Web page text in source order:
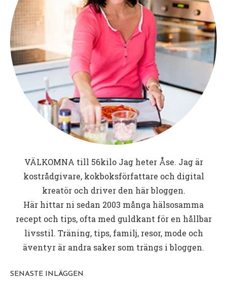
VÄLKOMNA till 56kiloJag heter Åse. Jag är
kostrådgivare, kokboksförfattare och digital
kreatör och driver den här bloggen.
Här hittar ni sedan 2003 många hälsosamma
recept och tips, ofta med guldkant för en hållbar
livsstil. Träning, tips, familj, resor, mode och
äventyr är andra saker som trängs i bloggen.
SENASTE INLÄGGEN